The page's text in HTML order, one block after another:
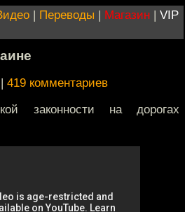
| Переводы | Магазин | VIP
| 419 комментариев
законности на дорогах